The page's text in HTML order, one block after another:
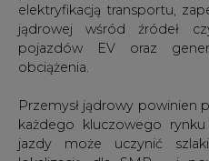
elektryfikacją transportu,
jądrowej wśród źródeł
pojazdów EV oraz
obciążenia.
Przemysł jądrowy powinien
każdego kluczowego
jazdy może uczynić